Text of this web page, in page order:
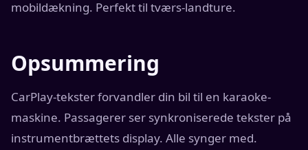
mobildækning. Perfekt til tværs-landture.
Opsummering
CarPlay-tekster forvandler din bil til en karaoke-
maskine. Passagerer ser synkroniserede tekster på
instrumentbrættets display. Alle synger med.